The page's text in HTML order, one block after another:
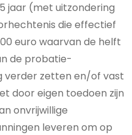
jaar (met uitzondering
die effectief
euro waarvan de helft
de probatie-
verder zetten en/of vast
door eigen toedoen zijn
onvrijwillige
leveren om op